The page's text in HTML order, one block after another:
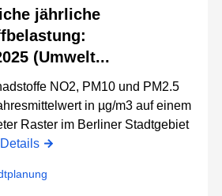
jährliche
(Umwelt...
NO2, PM10 und PM2.5
in µg/m3 auf einem
Raster im Berliner Stadtgebiet
Details